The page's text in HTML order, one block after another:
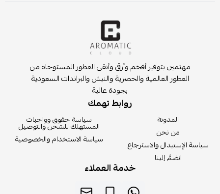
مهتمين بتوفير أفخم وأرقى وأنقى العطور المستوحاه من
العطور العالمية والحصرية والنيش والبراندات السعودية
بجودة عالية
روابط تهمك
المدونة
من نحن
سياسة الإستبدال والاسترجاع
انضمَّ إلينا
سياسة حقوق وواجبات
المستهلك للشحن والتوصيل
سياسة الاستخدام والخصوصية
خدمة العملاء